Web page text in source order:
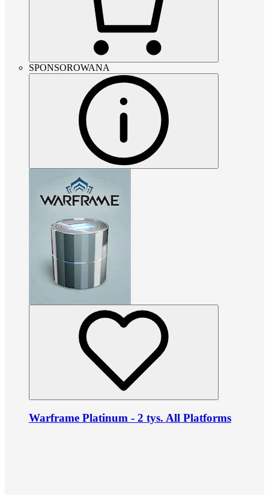
SPONSOROWANA
Warframe Platinum - 2 tys. All Platforms